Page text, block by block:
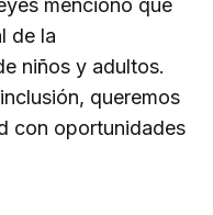
mencionó que
de la
niños y adultos.
queremos
con oportunidades